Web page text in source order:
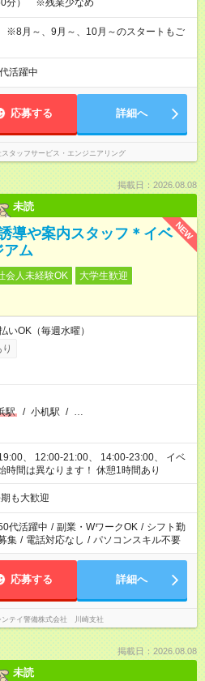
分） ※残業少なめ
※8月～、9月～、10月～のスタートもご
活躍中
応募する 詳細へ
スタッフサービス・エンジニアリング
掲載日：2026.08.08
未読
NEW
導や案内スタッフ＊イベ
アム
会人未経験OK
大学生歓迎
いOK（毎週水曜）
駅 / 小机駅 / …
、 12:00-21:00、 14:00-23:00、 イベ
ントによって勤務開始時間は異なります！ 休憩1時間あり
も大歓迎
代活躍中 / 副業・WワークOK / シフト勤
集 / 電話対応なし / パソコンスキル不要
応募する 詳細へ
ンテイ警備株式会社 川崎支社
掲載日：2026.08.08
未読